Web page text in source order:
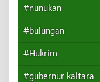
#nunukan
#bulungan
#Hukrim
#gubernur kaltara